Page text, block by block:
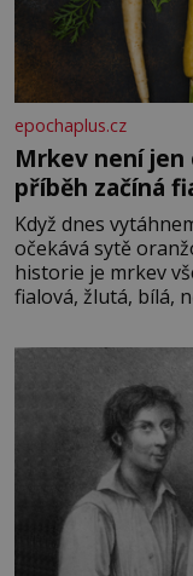
epochaplus.cz
Mrkev není jen
příběh začíná
Když dnes
očekává sytě
historie je mrkev
fialová, žlutá, bílá,
bez které si